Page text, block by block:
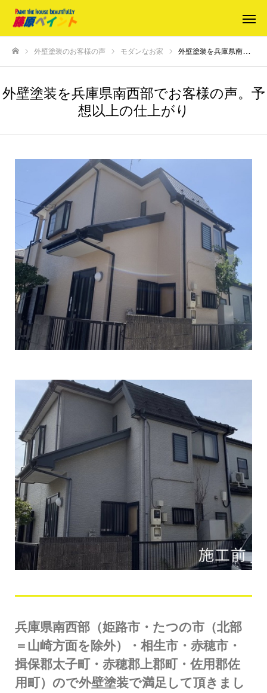
外壁塗装のお客様の声 モダンなお家 外壁塗装を兵庫県南西部でお客様の声。予想以上の仕上がり
外壁塗装を兵庫県南西部でお客様の声。予
想以上の仕上がり
兵庫県南西部（姫路市・たつの市（北部
＝山崎方面を除外）・相生市・赤穂市・
揖保郡太子町・赤穂郡上郡町・佐用郡佐
用町）ので外壁塗装で満足して頂きまし